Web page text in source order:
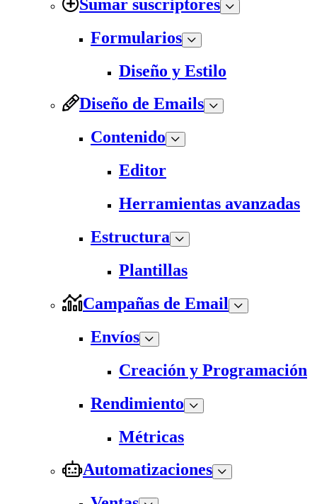
Sumar suscriptores
Formularios
Diseño y Estilo
Diseño de Emails
Contenido
Editor
Herramientas avanzadas
Estructura
Plantillas
Campañas de Email
Envíos
Creación y Programación
Rendimiento
Métricas
Automatizaciones